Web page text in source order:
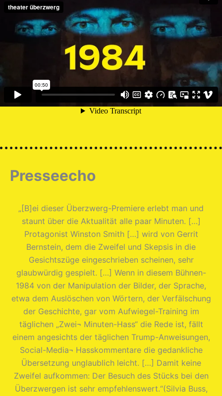
Presseecho
„[B]ei dieser Überzwerg-Premiere erlebt man und
staunt über die Aktualität alle paar Minuten. […]
Protagonist Winston Smith […] wird von Gerrit
Bernstein, dem die Zweifel und Skepsis in die
Gesichtszüge eingeschrieben scheinen, sehr
glaubwürdig gespielt. […] Wenn in diesem Bühnen-
1984 von der Manipulation der Bilder, der Sprache,
etwa dem Auslöschen von Wörtern, der Verfälschung
der Geschichte, gar vom Aufwiegel-Training im
täglichen „Zwei¬ Minuten-Hass“ die Rede ist, fällt
einem angesichts der täglichen Trump-Anweisungen,
Social-Media¬ Hasskommentare die gedankliche
Übersetzung unglaublich leicht. […] Damit keine
Zweifel aufkommen: Der Besuch des Stücks bei den
Überzwergen ist sehr empfehlenswert.“(Silvia Buss,